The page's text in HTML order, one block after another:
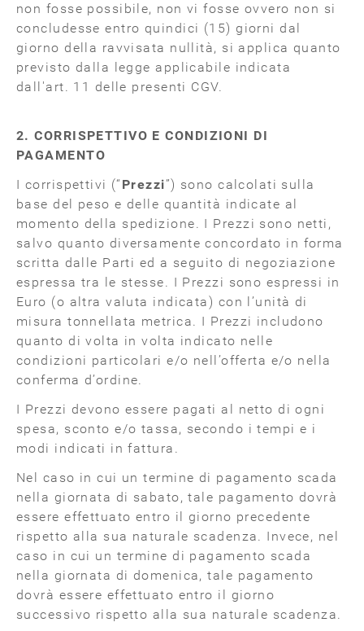
non fosse possibile, non vi fosse ovvero non si
concludesse entro quindici (15) giorni dal
giorno della ravvisata nullità, si applica quanto
previsto dalla legge applicabile indicata
dall'art. 11 delle presenti CGV.
2. CORRISPETTIVO E CONDIZIONI DI
PAGAMENTO
I corrispettivi (“Prezzi”) sono calcolati sulla
base del peso e delle quantità indicate al
momento della spedizione. I Prezzi sono netti,
salvo quanto diversamente concordato in forma
scritta dalle Parti ed a seguito di negoziazione
espressa tra le stesse. I Prezzi sono espressi in
Euro (o altra valuta indicata) con l’unità di
misura tonnellata metrica. I Prezzi includono
quanto di volta in volta indicato nelle
condizioni particolari e/o nell’offerta e/o nella
conferma d’ordine.
I Prezzi devono essere pagati al netto di ogni
spesa, sconto e/o tassa, secondo i tempi e i
modi indicati in fattura.
Nel caso in cui un termine di pagamento scada
nella giornata di sabato, tale pagamento dovrà
essere effettuato entro il giorno precedente
rispetto alla sua naturale scadenza. Invece, nel
caso in cui un termine di pagamento scada
nella giornata di domenica, tale pagamento
dovrà essere effettuato entro il giorno
successivo rispetto alla sua naturale scadenza.